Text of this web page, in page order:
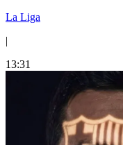
La Liga
|
13:31